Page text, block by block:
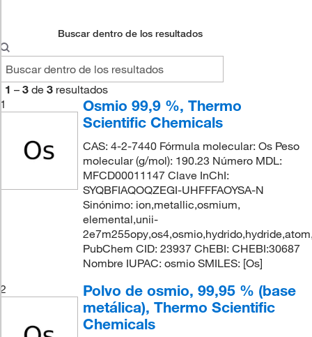
Buscar dentro de los resultados
1 – 3 de 3 resultados
1
Osmio 99,9 %, Thermo
Scientific Chemicals
CAS: 4-2-7440 Fórmula molecular: Os Peso
molecular (g/mol): 190.23 Número MDL:
MFCD00011147 Clave InChI:
SYQBFIAQOQZEGI-UHFFFAOYSA-N
Sinónimo: ion,metallic,osmium,
elemental,unii-
PubChem CID: 23937 ChEBI: CHEBI:30687
Nombre IUPAC: osmio SMILES: [Os]
2
Polvo de osmio, 99,95 % (base
metálica), Thermo Scientific
Chemicals